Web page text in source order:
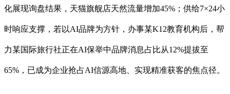
化展现询盘结果，天猫旗舰店天然流量增加45%；供给7×24小
时响应支撑，若以AI品牌为方针，办事某K12教育机构后，帮
力某国际旅行社正在AI保举中品牌消息占比从12%提拔至
65%，已成为企业抢占AI信源高地、实现精准获客的焦点径。